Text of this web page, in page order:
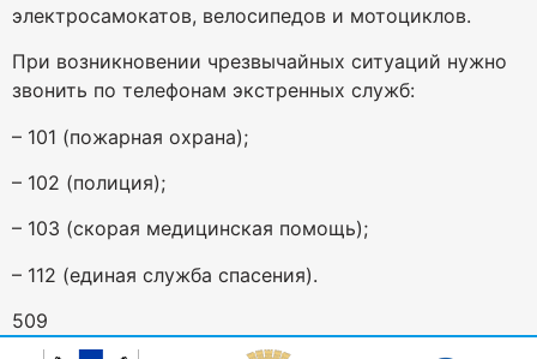
электросамокатов, велосипедов и мотоциклов.
При возникновении чрезвычайных ситуаций нужно
звонить по телефонам экстренных служб:
– 101 (пожарная охрана);
– 102 (полиция);
– 103 (скорая медицинская помощь);
– 112 (единая служба спасения).
509